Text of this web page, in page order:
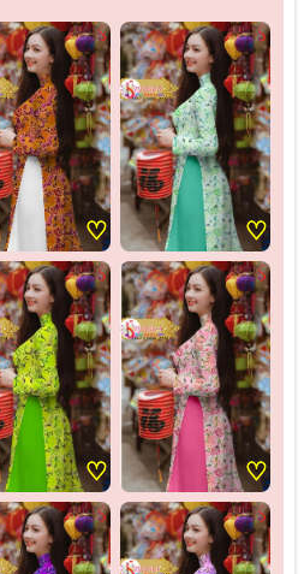
♡ ♡
♡ ♡